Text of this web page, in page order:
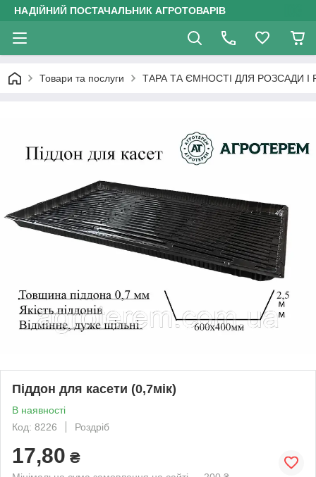
НАДІЙНИЙ ПОСТАЧАЛЬНИК АГРОТОВАРІВ
Товари та послуги ТАРА ТА ЄМНОСТІ ДЛЯ РОЗСАДИ І
Піддон для касети (0,7мік)
В наявності
Код: 8226
Роздріб
17,80 ₴